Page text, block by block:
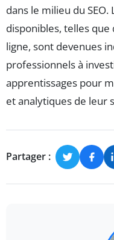
dans le milieu du SEO.
disponibles, telles
ligne, sont devenues
professionnels à
apprentissages pour
et analytiques de leur
Partager :